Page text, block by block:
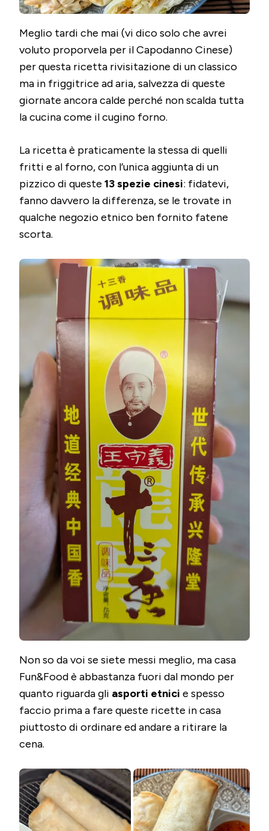
Meglio tardi che mai (vi dico solo che avrei
voluto proporvela per il Capodanno Cinese)
per questa ricetta rivisitazione di un classico
ma in friggitrice ad aria, salvezza di queste
giornate ancora calde perché non scalda tutta
la cucina come il cugino forno.
La ricetta è praticamente la stessa di quelli
fritti e al forno, con l’unica aggiunta di un
pizzico di queste 13 spezie cinesi: fidatevi,
fanno davvero la differenza, se le trovate in
qualche negozio etnico ben fornito fatene
scorta.
Non so da voi se siete messi meglio, ma casa
Fun&Food è abbastanza fuori dal mondo per
quanto riguarda gli asporti etnici e spesso
faccio prima a fare queste ricette in casa
piuttosto di ordinare ed andare a ritirare la
cena.